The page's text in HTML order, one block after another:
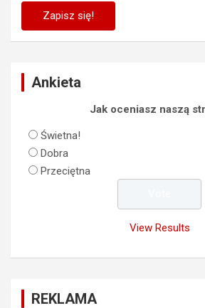
Ankieta
Jak oceniasz naszą
Świetna!
Dobra
Przeciętna
View Results
REKLAMA